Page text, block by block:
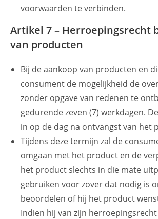
voorwaarden te verbinden.
Artikel 7 – Herroepingsrecht
van producten
Bij de aankoop van producten en
consument de mogelijkheid de
zonder opgave van redenen te
gedurende zeven (7) werkdagen.
in op de dag na ontvangst van het
Tijdens deze termijn zal de
omgaan met het product en de
het product slechts in die mate
gebruiken voor zover dat nodig is
beoordelen of hij het product
Indien hij van zijn